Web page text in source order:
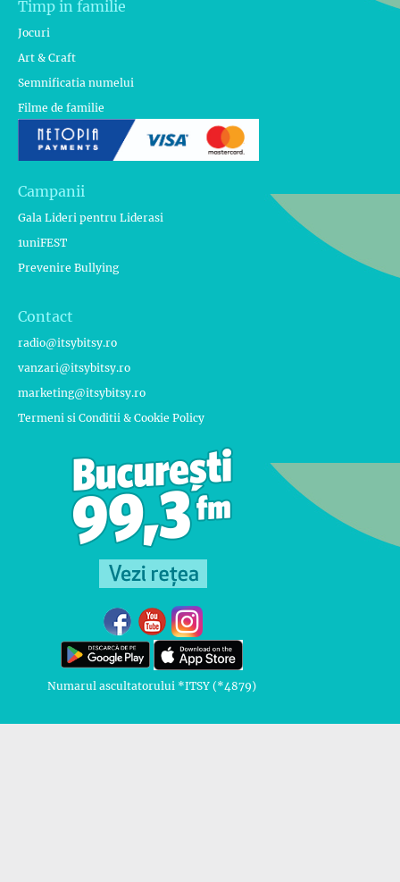
Timp in familie
Jocuri
Art & Craft
Semnificatia numelui
Filme de familie
Campanii
Gala Lideri pentru Liderasi
1uniFEST
Prevenire Bullying
Contact
radio@itsybitsy.ro
vanzari@itsybitsy.ro
marketing@itsybitsy.ro
Termeni si Conditii & Cookie Policy
Numarul ascultatorului *ITSY (*4879)